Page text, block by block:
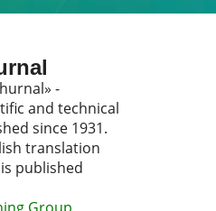
-
and technical
since 1931.
translation
published